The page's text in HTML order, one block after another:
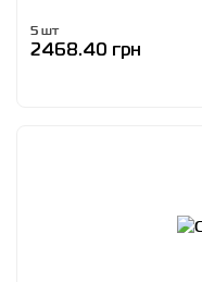
5 шт
2468.40 грн